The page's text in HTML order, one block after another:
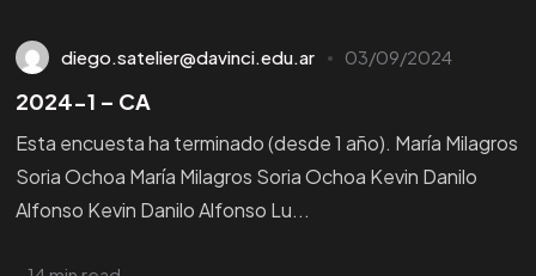
diego.satelier@davinci.edu.ar 03/09/2024
2024-1 – CA
Esta encuesta ha terminado (desde 1 año). María Milagros
Soria Ochoa María Milagros Soria Ochoa Kevin Danilo
Alfonso Kevin Danilo Alfonso Lu...